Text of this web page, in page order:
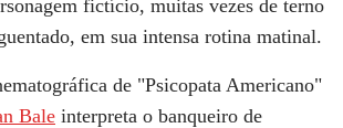
fictício, muitas vezes de terno
em sua intensa rotina matinal.
de "Psicopata Americano"
Bale interpreta o banqueiro de